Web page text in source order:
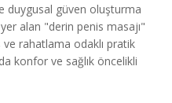
duygusal güven oluşturma
yer alan "derin penis masajı"
rahatlama odaklı pratik
konfor ve sağlık öncelikli